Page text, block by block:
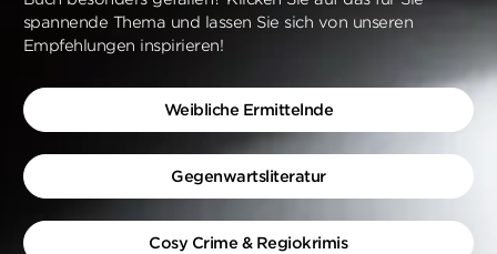
spannende Thema und lassen Sie sich von unseren
Empfehlungen inspirieren!
Weibliche Ermittelnde
Gegenwartsliteratur
Cosy Crime & Regiokrimis